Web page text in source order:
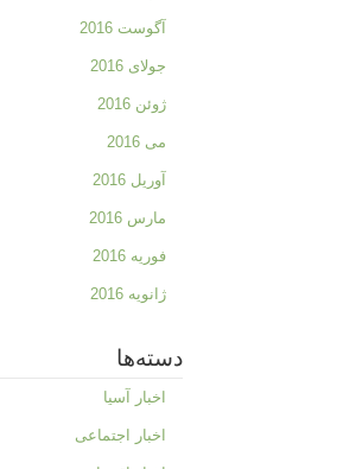
آگوست 2016
جولای 2016
ژوئن 2016
می 2016
آوریل 2016
مارس 2016
فوریه 2016
ژانویه 2016
دسته‌ها
اخبار آسیا
اخبار اجتماعی